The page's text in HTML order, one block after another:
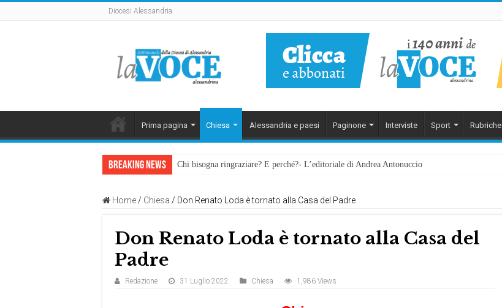
Diocesi Alessandria
Prima pagina Chiesa Alessandria e paesi Paginone Interviste Sport Rubriche
Breaking News Chi bisogna ringraziare? E perché?- L’editoriale di Andrea Antonuccio
Home / Chiesa / Don Renato Loda è tornato alla Casa del Padre
Don Renato Loda è tornato alla Casa del
Padre
Redazione 31 Luglio 2022 Chiesa 1,986 Views